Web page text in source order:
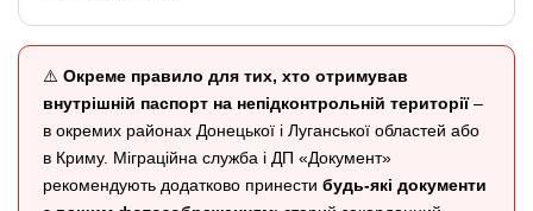
⚠️ Окреме правило для тих, хто отримував
внутрішній паспорт на непідконтрольній території–
в окремих районах Донецької і Луганської областей або
в Криму. Міграційна служба і ДП «Документ»
рекомендують додатково принести будь-які документи